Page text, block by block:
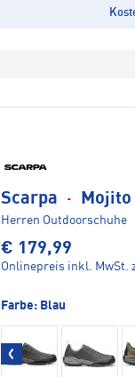
Scarpa · Mojito
Herren Outdoorschuhe
€ 179,99
Onlinepreis inkl. MwSt.
Farbe: Blau